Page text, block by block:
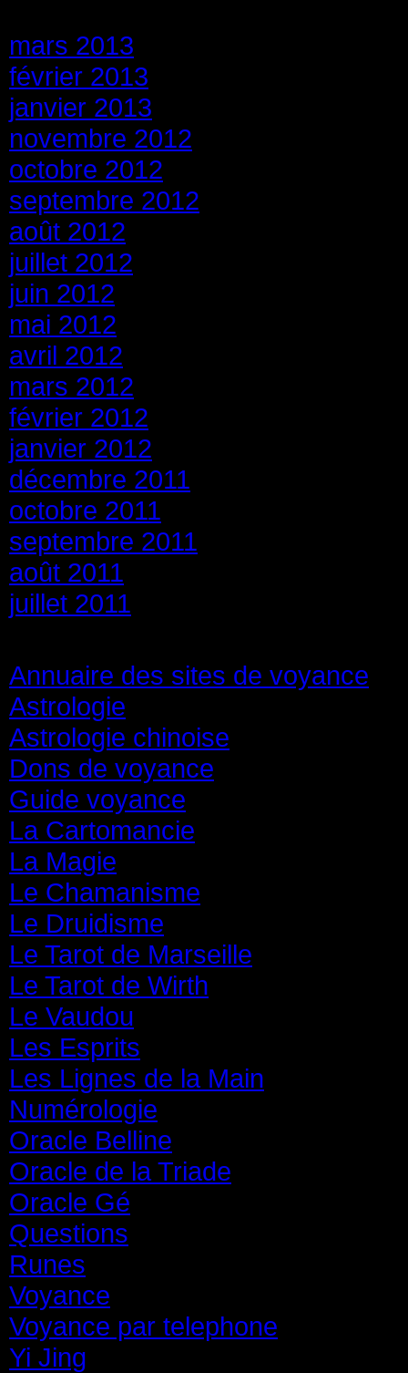
mars 2013
février 2013
janvier 2013
novembre 2012
octobre 2012
septembre 2012
août 2012
juillet 2012
juin 2012
mai 2012
avril 2012
mars 2012
février 2012
janvier 2012
décembre 2011
octobre 2011
septembre 2011
août 2011
juillet 2011
Annuaire des sites de voyance
Astrologie
Astrologie chinoise
Dons de voyance
Guide voyance
La Cartomancie
La Magie
Le Chamanisme
Le Druidisme
Le Tarot de Marseille
Le Tarot de Wirth
Le Vaudou
Les Esprits
Les Lignes de la Main
Numérologie
Oracle Belline
Oracle de la Triade
Oracle Gé
Questions
Runes
Voyance
Voyance par telephone
Yi Jing